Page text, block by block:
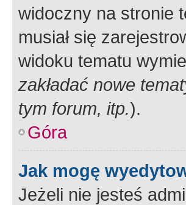
widoczny na stronie
musiał się
widoku tematu
zakładać nowe
tym forum, itp.).
Góra
Jak mogę
Jeżeli nie jesteś